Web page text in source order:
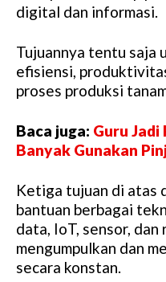
digital dan informasi.
Tujuannya tentu saja
efisiensi,
proses produksi
Baca juga: Guru
Banyak Gunakan
Ketiga tujuan di atas
bantuan berbagai
data, IoT, sensor,
mengumpulkan dan
secara konstan.